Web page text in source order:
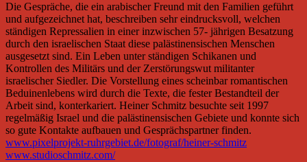
Die Gespräche, die ein arabischer Freund mit den Familien geführt
und aufgezeichnet hat, beschreiben sehr eindrucksvoll, welchen
ständigen Repressalien in einer inzwischen 57- jährigen Besatzung
durch den israelischen Staat diese palästinensischen Menschen
ausgesetzt sind. Ein Leben unter ständigen Schikanen und
Kontrollen des Militärs und der Zerstörungswut militanter
israelischer Siedler. Die Vorstellung eines scheinbar romantischen
Beduinenlebens wird durch die Texte, die fester Bestandteil der
Arbeit sind, konterkariert. Heiner Schmitz besuchte seit 1997
regelmäßig Israel und die palästinensischen Gebiete und konnte sich
so gute Kontakte aufbauen und Gesprächspartner finden.
www.pixelprojekt-ruhrgebiet.de/fotograf/heiner-schmitz
www.studioschmitz.com/